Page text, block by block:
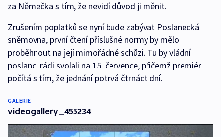
za Němečka s tím, že nevidí důvod ji měnit.
Zrušením poplatků se nyní bude zabývat Poslanecká
sněmovna, první čtení příslušné normy by mělo
proběhnout na její mimořádné schůzi. Tu by vládní
poslanci rádi svolali na 15. července, přičemž premiér
počítá s tím, že jednání potrvá čtrnáct dní.
GALERIE
videogallery_455234